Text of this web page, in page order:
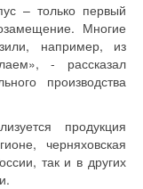
– только первый
Многие
например, из
- рассказал
производства
продукция
черняховская
так и в других